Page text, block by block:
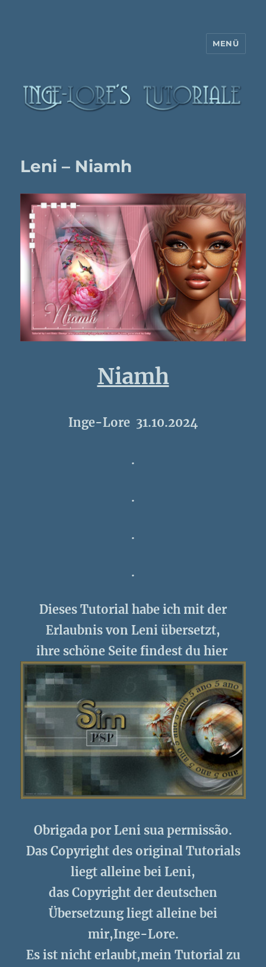
MENÜ
Leni – Niamh
Niamh
Inge-Lore 31.10.2024
.
.
.
.
Dieses Tutorial habe ich mit der
Erlaubnis von Leni übersetzt,
ihre schöne Seite findest du hier
Obrigada por Leni sua permissão.
Das Copyright des original Tutorials
liegt alleine bei Leni,
das Copyright der deutschen
Übersetzung liegt alleine bei
mir,Inge-Lore.
Es ist nicht erlaubt,mein Tutorial zu